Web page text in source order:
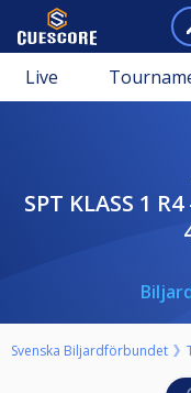
Live
SPT KLASS 1 R4 - 9-BALL (VÄSTERÅS) (MAX:
Svenska Biljardförbundet